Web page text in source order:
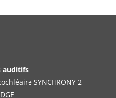
auditifs
SYNCHRONY 2